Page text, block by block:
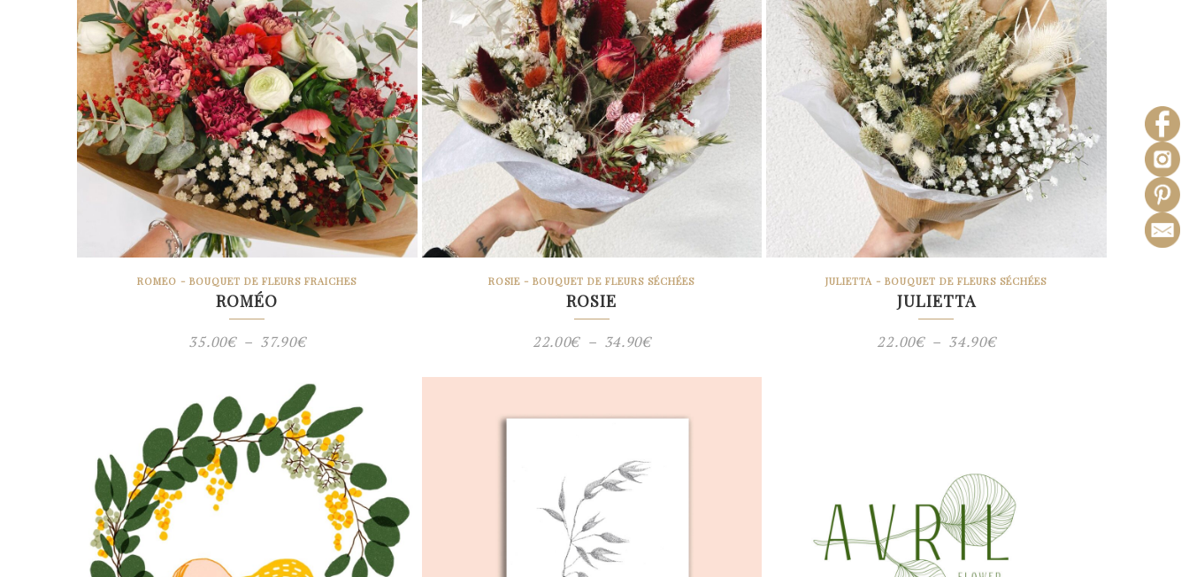
ROMEO - BOUQUET DE FLEURS FRAICHES
ROMÉO
35.00€ – 37.90€Plage
prix :
35.00€
à
37.90€
ROSIE - BOUQUET DE FLEURS SÉCHÉES
ROSIE
22.00€ – 34.90€Plage
22.00€
34.90€
JULIETTA - BOUQUET DE FLEURS SÉCHÉES
JULIETTA
22.00€ – 34.90€Plage